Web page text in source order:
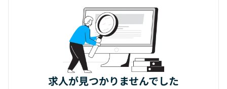
求人が見つかりませんでした